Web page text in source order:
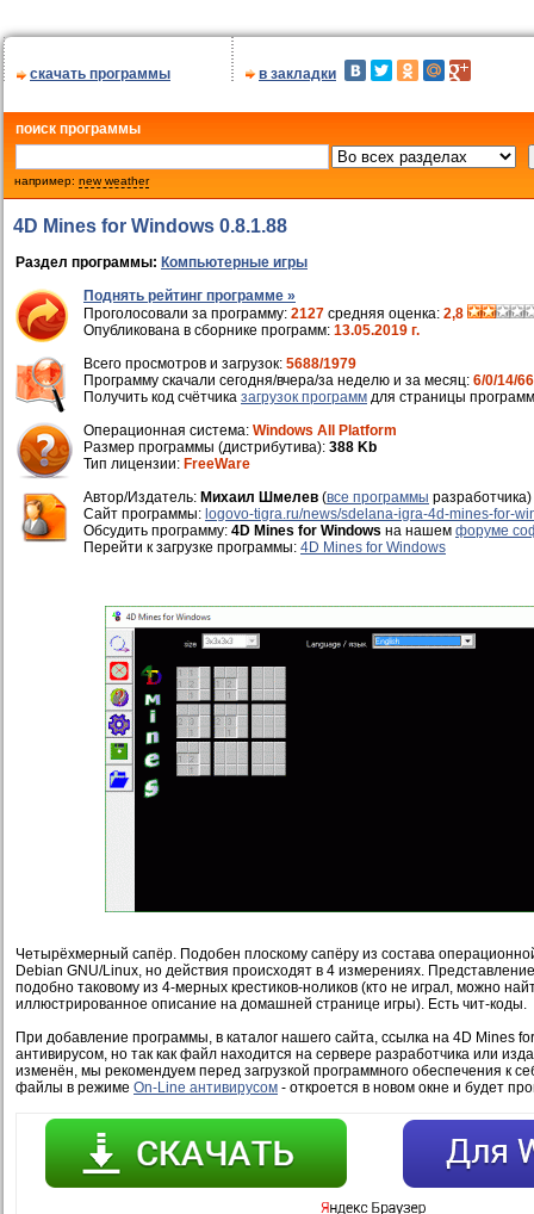
скачать программы в закладки
поиск программы
например: new weather
4D Mines for Windows 0.8.1.88
Раздел программы: Компьютерные игры
Поднять рейтинг программе »
Проголосовали за программу: 2127 средняя оценка: 2,8
Опубликована в сборнике программ: 13.05.2019 г.
Всего просмотров и загрузок: 5688/1979
Программу скачали сегодня/вчера/за неделю и за месяц: 6/0/14/66
Получить код счётчика загрузок программ для страницы
Операционная система: Windows All Platform
Размер программы (дистрибутива): 388 Kb
Тип лицензии: FreeWare
Автор/Издатель: Михаил Шмелев (все программы разработчика)
Cайт программы: logovo-tigra.ru/news/sdelana-igra-4d-mines-for-
Обсудить программу: 4D Mines for Windows на нашем форуме
Перейти к загрузке программы: 4D Mines for Windows
Четырёхмерный сапёр. Подобен плоскому сапёру из состава
Debian GNU/Linux, но действия происходят в 4 измерениях.
подобно таковому из 4-мерных крестиков-ноликов (кто не играл, можно
иллюстрированное описание на домашней странице игры). Есть чит-коды.
При добавление программы, в каталог нашего сайта, ссылка на 4D Mines
антивирусом, но так как файл находится на сервере разработчика или
изменён, мы рекомендуем перед загрузкой программного обеспечения к
файлы в режиме On-Line антивирусом - откроется в новом окне и будет